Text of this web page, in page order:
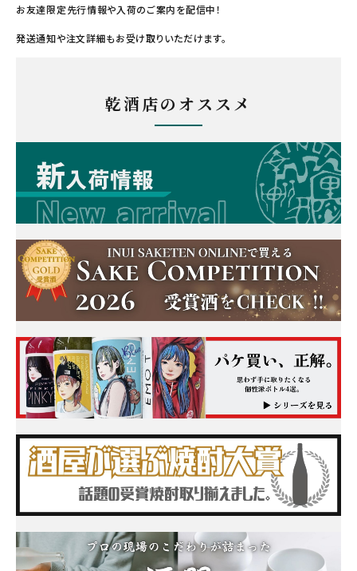
お友達限定先行情報や入荷のご案内を配信中！
発送通知や注文詳細もお受け取りいただけます。
乾酒店のオススメ